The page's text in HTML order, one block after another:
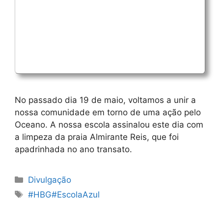
No passado dia 19 de maio, voltamos a unir a
nossa comunidade em torno de uma ação pelo
Oceano. A nossa escola assinalou este dia com
a limpeza da praia Almirante Reis, que foi
apadrinhada no ano transato.
Categorias
Divulgação
Etiquetas
#HBG#EscolaAzul